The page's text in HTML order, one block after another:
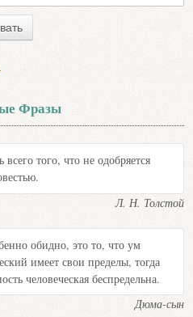
Фразы
всего того, что не одобряется
Л. Н. Толстой
обидно, это то, что ум
имеет свои пределы, тогда
человеческая беспредельна.
Дюма-сын